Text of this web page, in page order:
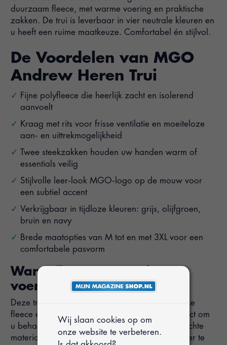
duurzaam fleece, met warme voering en praktische
zakken. De trui is leverbaar in vier neutrale kleuren en
u heeft een ruime maatkeuze. Comfortabel én stijlvol.
De Voordelen van MGO
Andrew Heren Trui
Fijne polyfleece die heerlijk zacht en isolerend
aanvoelt
Kraag met rits voor frisse ventilatie en moeiteloze
aan‑ en uittrekmogelijkheid
Twee steekzakken houden uw handen warm of
essentials veilig
Stijlvolle leer‑look MGO‑logo op de mouw voor
een subtiel accent
Verkrijgbaar in tijdloze kleuren: grijs, olijfgroen,
bruin en navy
Brede maatopties van M tot en met 3XL voor een
comfortabele pasvorm
Warm fleece met zachte
voering
Deze trui is ontworpen met hoogwaardige, dikke
fleece en een warme polyfleece voering—perfect om
u behaaglijk te houden op frisse dagen. Het zachte
materiaal omhult u als een warme deken, zonder te
Wij slaan cookies op om
onze website te verbeteren.